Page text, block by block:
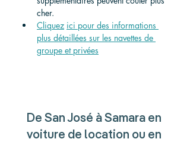
cher.
Cliquez ici pour des informations
plus détaillées sur les navettes de
groupe et privées
De San José à Samara en
voiture de location ou en